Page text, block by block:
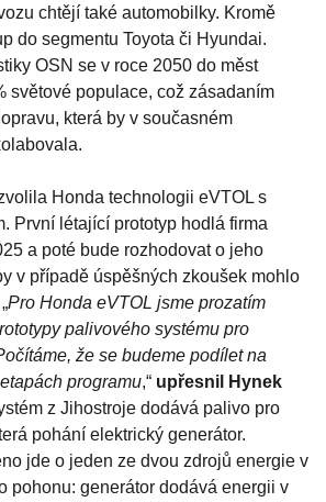
chtějí také automobilky. Kromě
do segmentu Toyota či Hyundai.
OSN se v roce 2050 do měst
světové populace, což zásadaním
která by v současném
Honda technologii eVTOL s
První létající prototyp hodlá firma
a poté bude rozhodovat o jeho
v případě úspěšných zkoušek mohlo
Pro Honda eVTOL jsme prozatím
palivového systému pro
že se budeme podílet na
programu,“ upřesnil Hynek
z Jihostroje dodává palivo pro
pohání elektrický generátor.
jde o jeden ze dvou zdrojů energie v
pohonu: generátor dodává energii v